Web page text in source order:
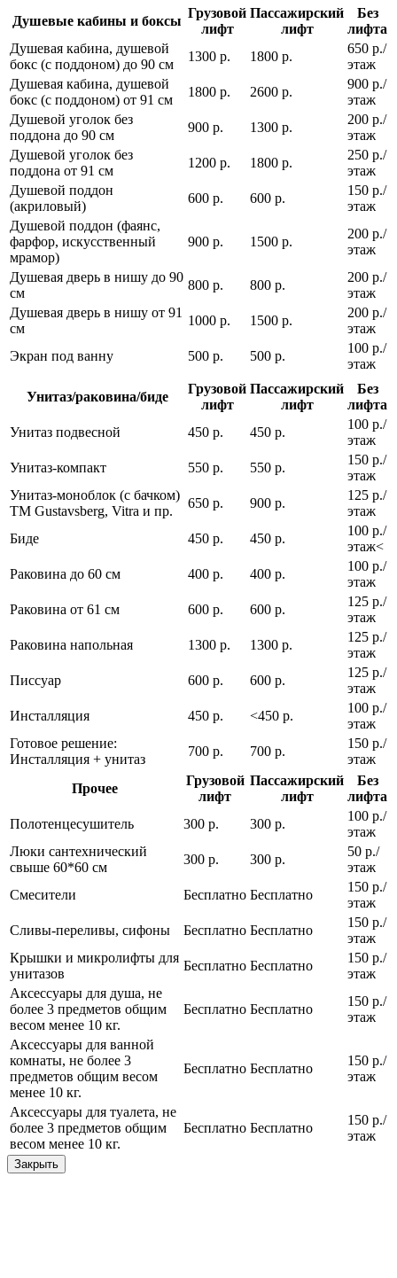
Душевые кабины и боксы
Грузовой
лифт
Пассажирский
лифт
Без
лифта
Душевая кабина, душевой
бокс (с поддоном) до 90 см
1300 р. 1800 р.
650 р./
этаж
Душевая кабина, душевой
бокс (с поддоном) от 91 см
1800 р. 2600 р.
900 р./
этаж
Душевой уголок без
поддона до 90 см
900 р. 1300 р.
200 р./
этаж
Душевой уголок без
поддона от 91 см
1200 р. 1800 р.
250 р./
этаж
Душевой поддон
(акриловый)
600 р. 600 р.
150 р./
этаж
Душевой поддон (фаянс,
фарфор, искусственный
мрамор)
900 р. 1500 р.
200 р./
этаж
Душевая дверь в нишу до 90
см
800 р. 800 р.
200 р./
этаж
Душевая дверь в нишу от 91
см
1000 р. 1500 р.
200 р./
этаж
Экран под ванну
500 р. 500 р.
100 р./
этаж
Унитаз/раковина/биде
Грузовой
лифт
Пассажирский
лифт
Без
лифта
Унитаз подвесной
450 р. 450 р.
100 р./
этаж
Унитаз-компакт
550 р. 550 р.
150 р./
этаж
Унитаз-моноблок (с бачком)
ТМ Gustavsberg, Vitra и пр.
650 р. 900 р.
125 р./
этаж
Биде
450 р. 450 р.
100 р./
этаж<
Раковина до 60 см
400 р. 400 р.
100 р./
этаж
Раковина от 61 см
600 р. 600 р.
125 р./
этаж
Раковина напольная
1300 р. 1300 р.
125 р./
этаж
Писсуар
600 р. 600 р.
125 р./
этаж
Инсталляция
450 р. <450 р.
100 р./
этаж
Готовое решение:
Инсталляция + унитаз
700 р. 700 р.
150 р./
этаж
Прочее
Грузовой
лифт
Пассажирский
лифт
Без
лифта
Полотенцесушитель
300 р. 300 р.
100 р./
этаж
Люки сантехнический
свыше 60*60 см
300 р. 300 р.
50 р./
этаж
Смесители
Бесплатно Бесплатно
150 р./
этаж
Сливы-переливы, сифоны
Бесплатно Бесплатно
150 р./
этаж
Крышки и микролифты для
унитазов
Бесплатно Бесплатно
150 р./
этаж
Аксессуары для душа, не
более 3 предметов общим
весом менее 10 кг.
Бесплатно Бесплатно
150 р./
этаж
Аксессуары для ванной
комнаты, не более 3
предметов общим весом
менее 10 кг.
Бесплатно Бесплатно
150 р./
этаж
Аксессуары для туалета, не
более 3 предметов общим
весом менее 10 кг.
Бесплатно Бесплатно
150 р./
этаж
Закрыть